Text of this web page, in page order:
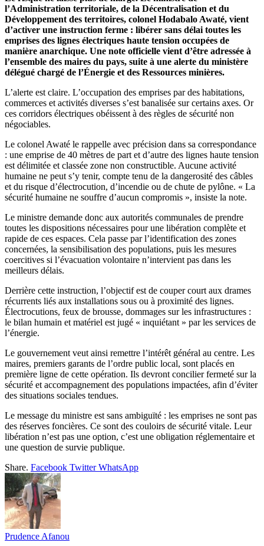
l’Administration territoriale, de la Décentralisation et du
Développement des territoires, colonel Hodabalo Awaté, vient
d’activer une instruction ferme : libérer sans délai toutes les
emprises des lignes électriques haute tension occupées de
manière anarchique. Une note officielle vient d’être adressée à
l’ensemble des maires du pays, suite à une alerte du ministère
délégué chargé de l’Énergie et des Ressources minières.
L’alerte est claire. L’occupation des emprises par des habitations,
commerces et activités diverses s’est banalisée sur certains axes. Or
ces corridors électriques obéissent à des règles de sécurité non
négociables.
Le colonel Awaté le rappelle avec précision dans sa correspondance
: une emprise de 40 mètres de part et d’autre des lignes haute tension
est délimitée et classée zone non constructible. Aucune activité
humaine ne peut s’y tenir, compte tenu de la dangerosité des câbles
et du risque d’électrocution, d’incendie ou de chute de pylône. « La
sécurité humaine ne souffre d’aucun compromis », insiste la note.
Le ministre demande donc aux autorités communales de prendre
toutes les dispositions nécessaires pour une libération complète et
rapide de ces espaces. Cela passe par l’identification des zones
concernées, la sensibilisation des populations, puis les mesures
coercitives si l’évacuation volontaire n’intervient pas dans les
meilleurs délais.
Derrière cette instruction, l’objectif est de couper court aux drames
récurrents liés aux installations sous ou à proximité des lignes.
Électrocutions, feux de brousse, dommages sur les infrastructures :
le bilan humain et matériel est jugé « inquiétant » par les services de
l’énergie.
Le gouvernement veut ainsi remettre l’intérêt général au centre. Les
maires, premiers garants de l’ordre public local, sont placés en
première ligne de cette opération. Ils devront concilier fermeté sur la
sécurité et accompagnement des populations impactées, afin d’éviter
des situations sociales tendues.
Le message du ministre est sans ambiguïté : les emprises ne sont pas
des réserves foncières. Ce sont des couloirs de sécurité vitale. Leur
libération n’est pas une option, c’est une obligation réglementaire et
une question de survie publique.
Share. Facebook Twitter WhatsApp
Prudence Afanou